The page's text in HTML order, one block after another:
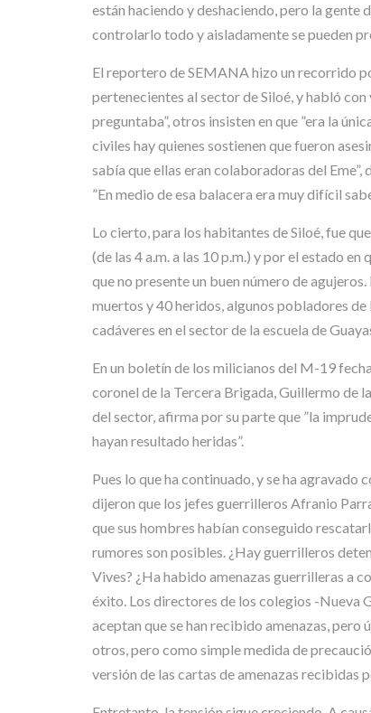
están haciendo y deshaciendo, pero la gente
controlarlo todo y aisladamente se pueden
El reportero de SEMANA hizo un recorrido
pertenecientes al sector de Siloé, y habló
preguntaba”, otros insisten en que ”era la
civiles hay quienes sostienen que fueron
sabía que ellas eran colaboradoras del Eme”,
”En medio de esa balacera era muy difícil
Lo cierto, para los habitantes de Siloé, fue
(de las 4 a.m. a las 10 p.m.) y por el estado
que no presente un buen número de
muertos y 40 heridos, algunos pobladores
cadáveres en el sector de la escuela de
En un boletín de los milicianos del M-19
coronel de la Tercera Brigada, Guillermo de
del sector, afirma por su parte que ”la
hayan resultado heridas”.
Pues lo que ha continuado, y se ha
dijeron que los jefes guerrilleros Afranio
que sus hombres habían conseguido
rumores son posibles. ¿Hay guerrilleros
Vives? ¿Ha habido amenazas guerrilleras a
éxito. Los directores de los colegios -Nueva
aceptan que se han recibido amenazas, pero
otros, pero como simple medida de
versión de las cartas de amenazas recibidas